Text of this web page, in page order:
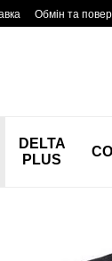
Обмін та
DELTA
PLUS